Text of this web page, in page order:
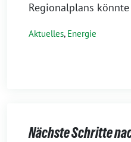
Regionalplans
Aktuelles, Energie
Nächste Schritte